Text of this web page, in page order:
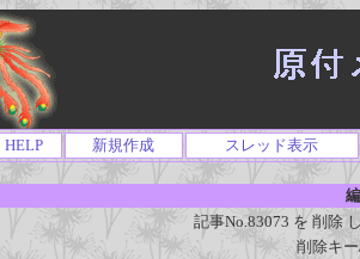
HELP 新規作成 スレッド表示
記事No.83073 を 削除
削除キ